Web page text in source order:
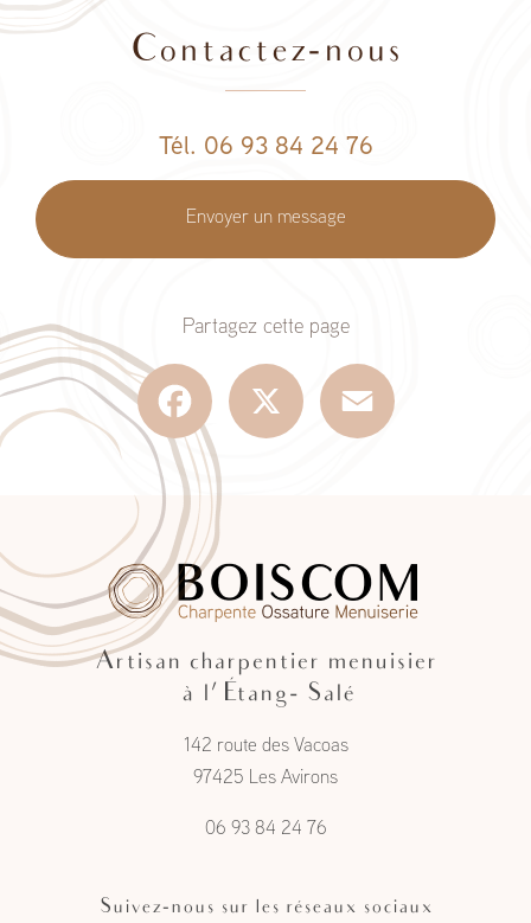
Contactez-nous
Tél. 06 93 84 24 76
Envoyer un message
Partagez cette page
Facebook
Artisan charpentier menuisier
à l'Étang- Salé
142 route des Vacoas
97425 Les Avirons
06 93 84 24 76
Suivez-nous sur les réseaux sociaux